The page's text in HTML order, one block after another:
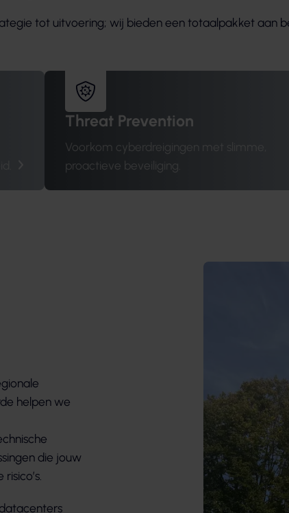
tot uitvoering; wij bieden een totaalpakket aan
Threat Prevention
Voorkom cyberdreigingen met slimme,
proactieve beveiliging.
helpen we
die jouw